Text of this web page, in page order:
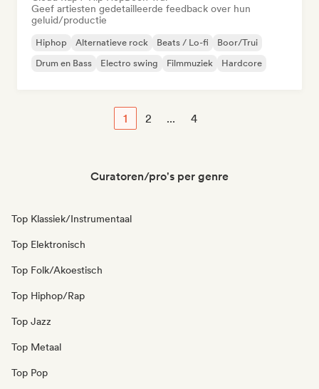
Geef artiesten gedetailleerde feedback over hun
geluid/productie
Hiphop Alternatieve rock Beats / Lo-fi
Boor/Trui
Drum en Bass
Electro swing Filmmuziek Hardcore
1 2 ... 4
Curatoren/pro's per genre
Top Klassiek/Instrumentaal
Top Elektronisch
Top Folk/Akoestisch
Top Hiphop/Rap
Top Jazz
Top Metaal
Top Pop